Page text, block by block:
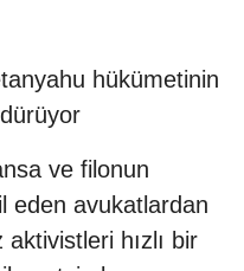
hükümetinin
ve filonun
eden avukatlardan
hızlı bir